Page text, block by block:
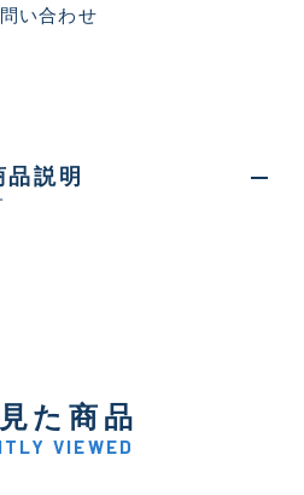
い合わせ
品説明
た商品
VIEWED